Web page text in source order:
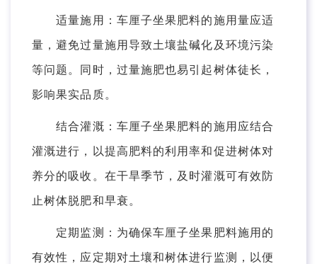
适量施用：车厘子坐果肥料的施用量应适
量，避免过量施用导致土壤盐碱化及环境污染
等问题。同时，过量施肥也易引起树体徒长，
影响果实品质。
结合灌溉：车厘子坐果肥料的施用应结合
灌溉进行，以提高肥料的利用率和促进树体对
养分的吸收。在干旱季节，及时灌溉可有效防
止树体脱肥和早衰。
定期监测：为确保车厘子坐果肥料施用的
有效性，应定期对土壤和树体进行监测，以便